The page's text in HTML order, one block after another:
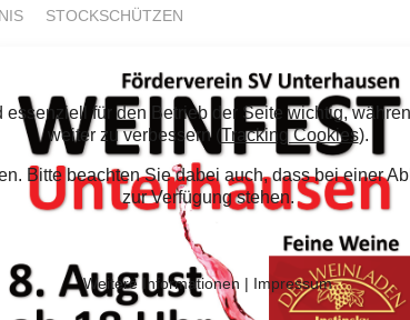
STOCKSCHÜTZEN
für den Betrieb der Seite wichtig,
weiter zu verbessern (Tracking Cookies).
Bitte beachten Sie dabei auch, dass bei einer
zur Verfügung stehen.
Weitere Informationen Impressum